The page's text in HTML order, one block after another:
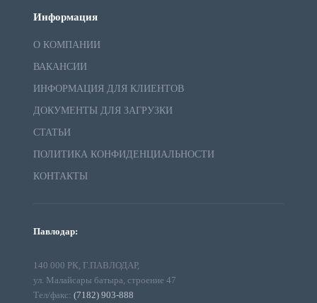
Информация
О КОМПАНИИ
ВАКАНСИИ
ИНФОРМАЦИЯ ДЛЯ КЛИЕНТОВ
ДОКУМЕНТЫ ДЛЯ ЗАГРУЗКИ
СТАТЬИ
ПОЛИТИКА КОНФИДЕНЦИАЛЬНОСТИ
КОНТАКТЫ
Павлодар:
140 000 РК, Г.ПАВЛОДАР,
ул. Малайсары батыра, строение 47
Тел/факс: (7182) 903-888